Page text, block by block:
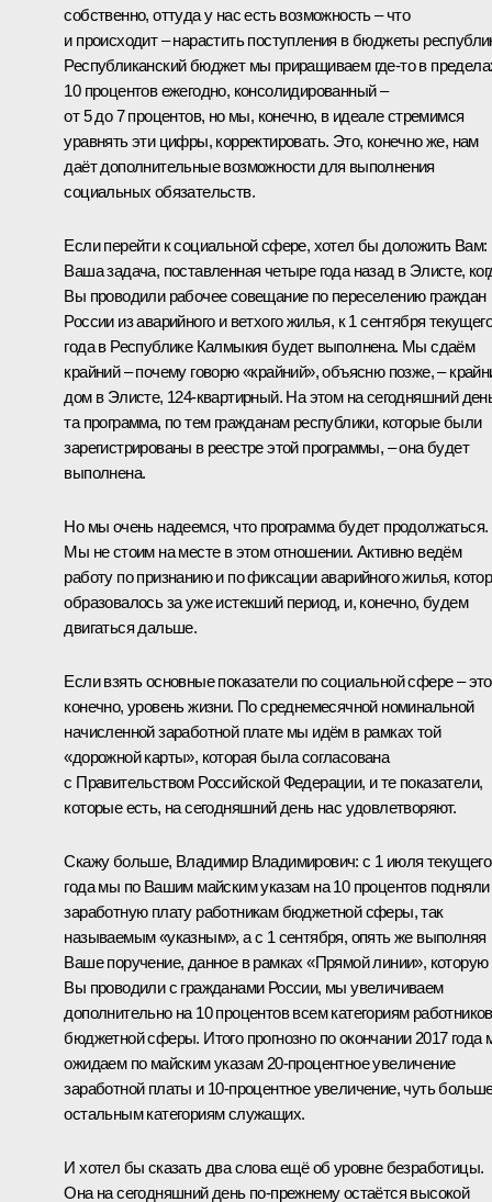
собственно, оттуда у нас есть возможность – что
и происходит – нарастить поступления в бюджеты
Республиканский бюджет мы приращиваем где‑то в
10 процентов ежегодно, консолидированный –
от 5 до 7 процентов, но мы, конечно, в идеале стремимся
уравнять эти цифры, корректировать. Это, конечно же, нам
даёт дополнительные возможности для выполнения
социальных обязательств.
Если перейти к социальной сфере, хотел бы доложить Вам:
Ваша задача, поставленная четыре года назад в Элисте,
Вы проводили рабочее совещание по переселению граждан
России из аварийного и ветхого жилья, к 1 сентября текущего
года в Республике Калмыкия будет выполнена. Мы сдаём
крайний – почему говорю «крайний», объясню позже, –
дом в Элисте, 124‑квартирный. На этом на сегодняшний
та программа, по тем гражданам республики, которые были
зарегистрированы в реестре этой программы, – она будет
выполнена.
Но мы очень надеемся, что программа будет продолжаться.
Мы не стоим на месте в этом отношении. Активно ведём
работу по признанию и по фиксации аварийного жилья,
образовалось за уже истекший период, и, конечно, будем
двигаться дальше.
Если взять основные показатели по социальной сфере –
конечно, уровень жизни. По среднемесячной номинальной
начисленной заработной плате мы идём в рамках той
«дорожной карты», которая была согласована
с Правительством Российской Федерации, и те показатели,
которые есть, на сегодняшний день нас удовлетворяют.
Скажу больше, Владимир Владимирович: с 1 июля текущего
года мы по Вашим майским указам на 10 процентов подняли
заработную плату работникам бюджетной сферы, так
называемым «указным», а с 1 сентября, опять же выполняя
Ваше поручение, данное в рамках «Прямой линии», которую
Вы проводили с гражданами России, мы увеличиваем
дополнительно на 10 процентов всем категориям работников
бюджетной сферы. Итого прогнозно по окончании 2017 года
ожидаем по майским указам 20‑процентное увеличение
заработной платы и 10‑процентное увеличение, чуть
остальным категориям служащих.
И хотел бы сказать два слова ещё об уровне безработицы.
Она на сегодняшний день по‑прежнему остаётся высокой